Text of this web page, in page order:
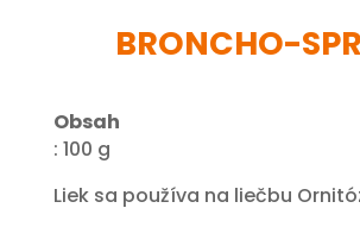
BRONCHO-
Obsah
: 100 g
Liek sa používa na liečbu